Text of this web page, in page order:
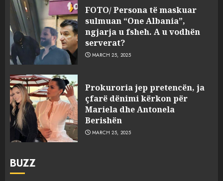
FOTO/ Persona të maskuar
sulmuan “One Albania”,
ngjarja u fsheh. A u vodhën
serverat?
MARCH 25, 2025
Prokuroria jep pretencën, ja
çfarë dënimi kërkon për
Mariela dhe Antonela
Berishën
MARCH 25, 2025
BUZZ